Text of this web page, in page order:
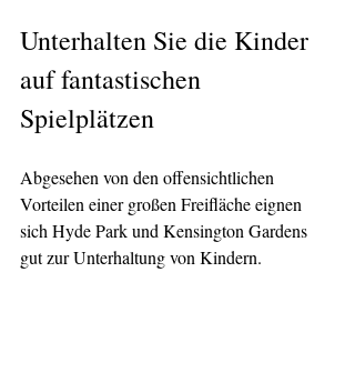
Unterhalten Sie die Kinder
auf fantastischen
Spielplätzen
Abgesehen von den offensichtlichen
Vorteilen einer großen Freifläche eignen
sich Hyde Park und Kensington Gardens
gut zur Unterhaltung von Kindern.